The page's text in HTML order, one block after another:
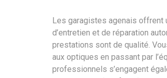
Les garagistes agenais offrent
d’entretien et de réparation
prestations sont de qualité.
aux optiques en passant par
professionnels s’engagent